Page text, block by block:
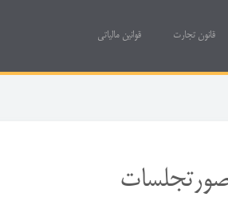
قانون تجارت قوانین مالیاتی